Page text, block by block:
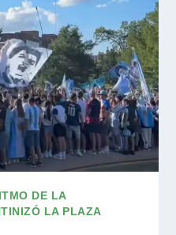
DE LA
LA PLAZA